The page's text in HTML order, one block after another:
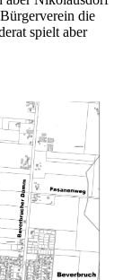
die
spielt aber